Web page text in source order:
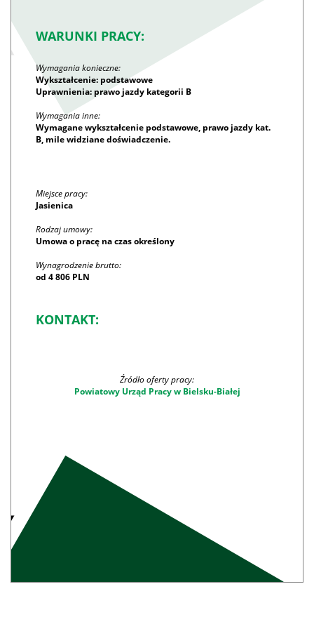
WARUNKI PRACY:
Wymagania konieczne:
Wykształcenie: podstawowe
Uprawnienia: prawo jazdy kategorii B
Wymagania inne:
Wymagane wykształcenie podstawowe, prawo jazdy kat.
B, mile widziane doświadczenie.
Miejsce pracy:
Jasienica
Rodzaj umowy:
Umowa o pracę na czas określony
Wynagrodzenie brutto:
od 4 806 PLN
KONTAKT:
Źródło oferty pracy:
Powiatowy Urząd Pracy w Bielsku-Białej